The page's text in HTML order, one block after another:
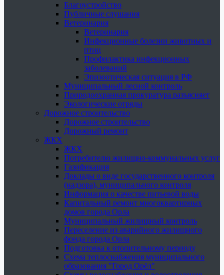
Благоустройство
Публичные слушания
Ветеринария
Ветеринария
Инфекционные болезни животных и
птиц
Профилактика инфекционных
заболеваний
Эпизоотическая ситуация в РФ
Муниципальный лесной контроль
Природоохранная прокуратура разъясняет
Экологические отряды
Дорожное строительство
Дорожное строительство
Дорожный ремонт
ЖКХ
ЖКХ
Потребителю жилищно-коммунальных услуг
Газификация
Доклады о виде государственного контроля
(надзора), муниципального контроля
Информация о качестве питьевой воды
Капитальный ремонт многоквартирных
домов города Орла
Муниципальный жилищный контроль
Переселение из аварийного жилищного
фонда города Орла
Подготовка к отопительному периоду
Схема теплоснабжения муниципального
образования "Город Орёл"